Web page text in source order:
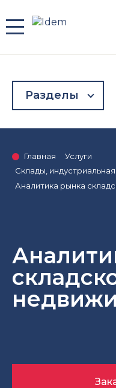
Разделы
Главная
Услуги
Склады,
Аналитика рынка